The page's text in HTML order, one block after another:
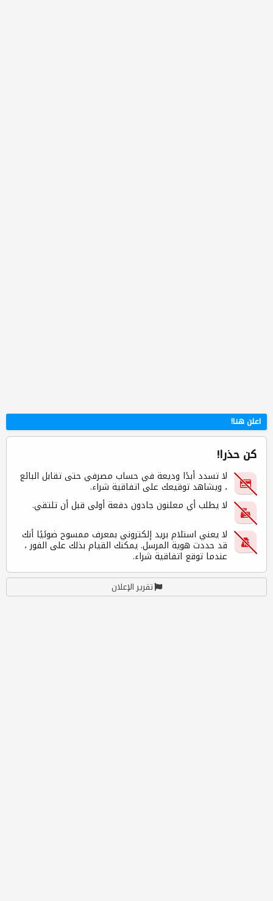
اعلن هنا!
كن حذرا!
لا تسدد أبدًا وديعة في حساب مصرفي حتى تقابل البائع
، ويشاهد توقيعك على اتفاقية شراء.
لا يطلب أي معلنون جادون دفعة أولى قبل أن تلتقي.
لا يعني استلام بريد إلكتروني بمعرف ممسوح ضوئيًا أنك
قد حددت هوية المرسل. يمكنك القيام بذلك على الفور ،
عندما توقع اتفاقية شراء.
تقرير الإعلان